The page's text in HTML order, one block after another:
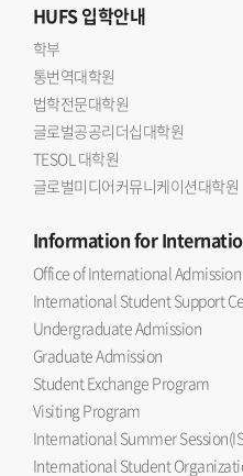
HUFS입학안내
학부
통번역대학원
법학전문대학원
글로벌공공리더십대학원
TESOL 대학원
글로벌미디어커뮤니케이션대학원
Informationfor
Office of International
International Student Support
Undergraduate Admission
Graduate Admission
Student Exchange Program
Visiting Program
International Summer
International Student